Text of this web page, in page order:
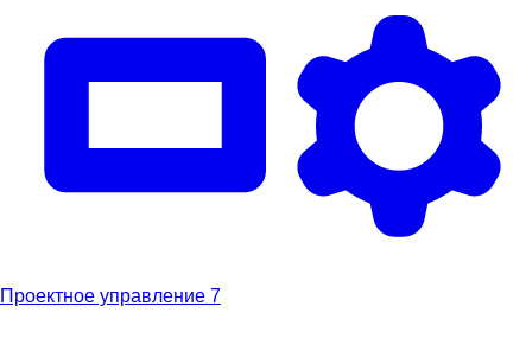
Проектное управление 7